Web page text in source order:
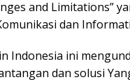
and Limitations”
dan
Indonesia ini
dan solusi